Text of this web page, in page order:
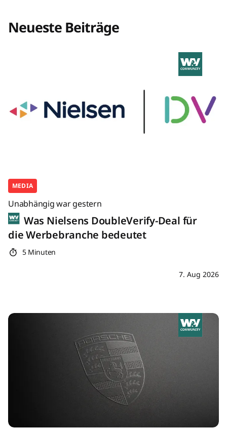
Neueste Beiträge
MEDIA
Unabhängig war gestern
Was Nielsens DoubleVerify-Deal für
die Werbebranche bedeutet
5 Minuten
7. Aug 2026